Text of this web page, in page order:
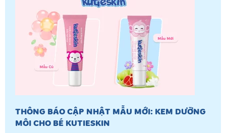
THÔNG BÁO CẬP NHẬT MẪU MỚI: KEM DƯỠNG
MÔI CHO BÉ KUTIESKIN